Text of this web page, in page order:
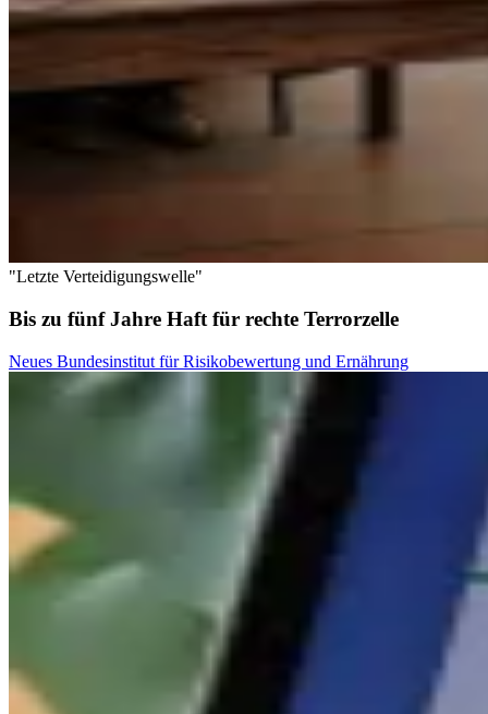
"Letzte Verteidigungswelle"
Bis zu fünf Jahre Haft für rechte Terrorzelle
Neues Bundesinstitut für Risikobewertung und Ernährung